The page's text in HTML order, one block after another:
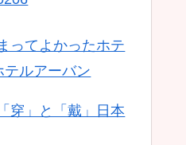
ってよかったホテ
テルアーバン
穿」と「戴」日本